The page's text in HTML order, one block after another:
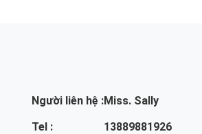
Người liên hệ :Miss. Sally
Tel :
13889881926